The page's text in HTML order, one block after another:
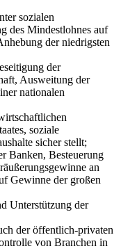
sozialen
des Mindestlohnes auf
der niedrigsten
der
Ausweitung der
nationalen
soziale
sicher stellt;
Banken, Besteuerung
an
Gewinne der großen
Unterstützung der
der öffentlich-privaten
von Branchen in